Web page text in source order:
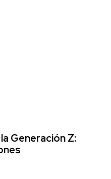
Generación Z: